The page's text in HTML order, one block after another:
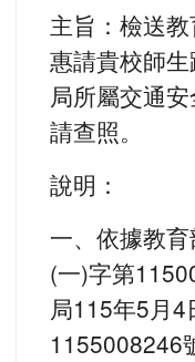
主旨：檢送
惠請貴校師
局所屬交通
請查照。
說明：
一、依據教
(一)字第
局115年5月4
1155008246